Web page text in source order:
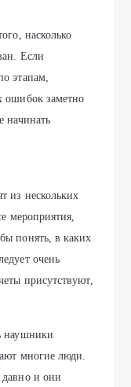
насколько
Если
этапам,
ошибок заметно
начинать
из нескольких
мероприятия,
понять, в каких
очень
присутствуют,
наушники
многие люди.
давно и они